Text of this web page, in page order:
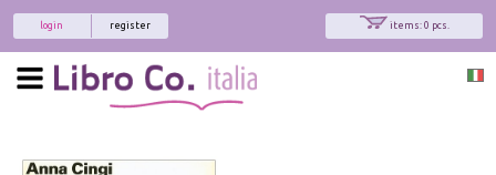
items: 0 pcs.
register
login